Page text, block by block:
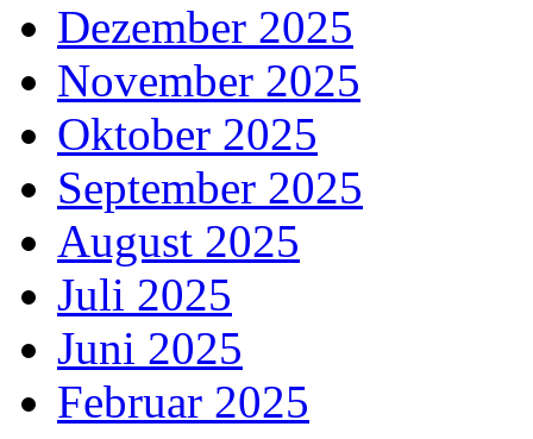
Dezember 2025
November 2025
Oktober 2025
September 2025
August 2025
Juli 2025
Juni 2025
Februar 2025